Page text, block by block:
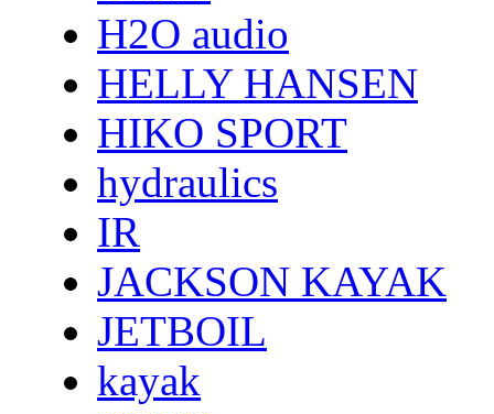
H2O audio
HELLY HANSEN
HIKO SPORT
hydraulics
IR
JACKSON KAYAK
JETBOIL
kayak